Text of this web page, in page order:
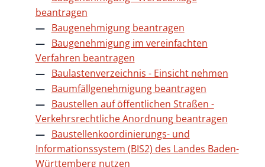
beantragen
Baugenehmigung beantragen
Baugenehmigung im vereinfachten
Verfahren beantragen
Baulastenverzeichnis - Einsicht nehmen
Baumfällgenehmigung beantragen
Baustellen auf öffentlichen Straßen -
Verkehrsrechtliche Anordnung beantragen
Baustellenkoordinierungs- und
Informationssystem (BIS2) des Landes Baden-
Württemberg nutzen